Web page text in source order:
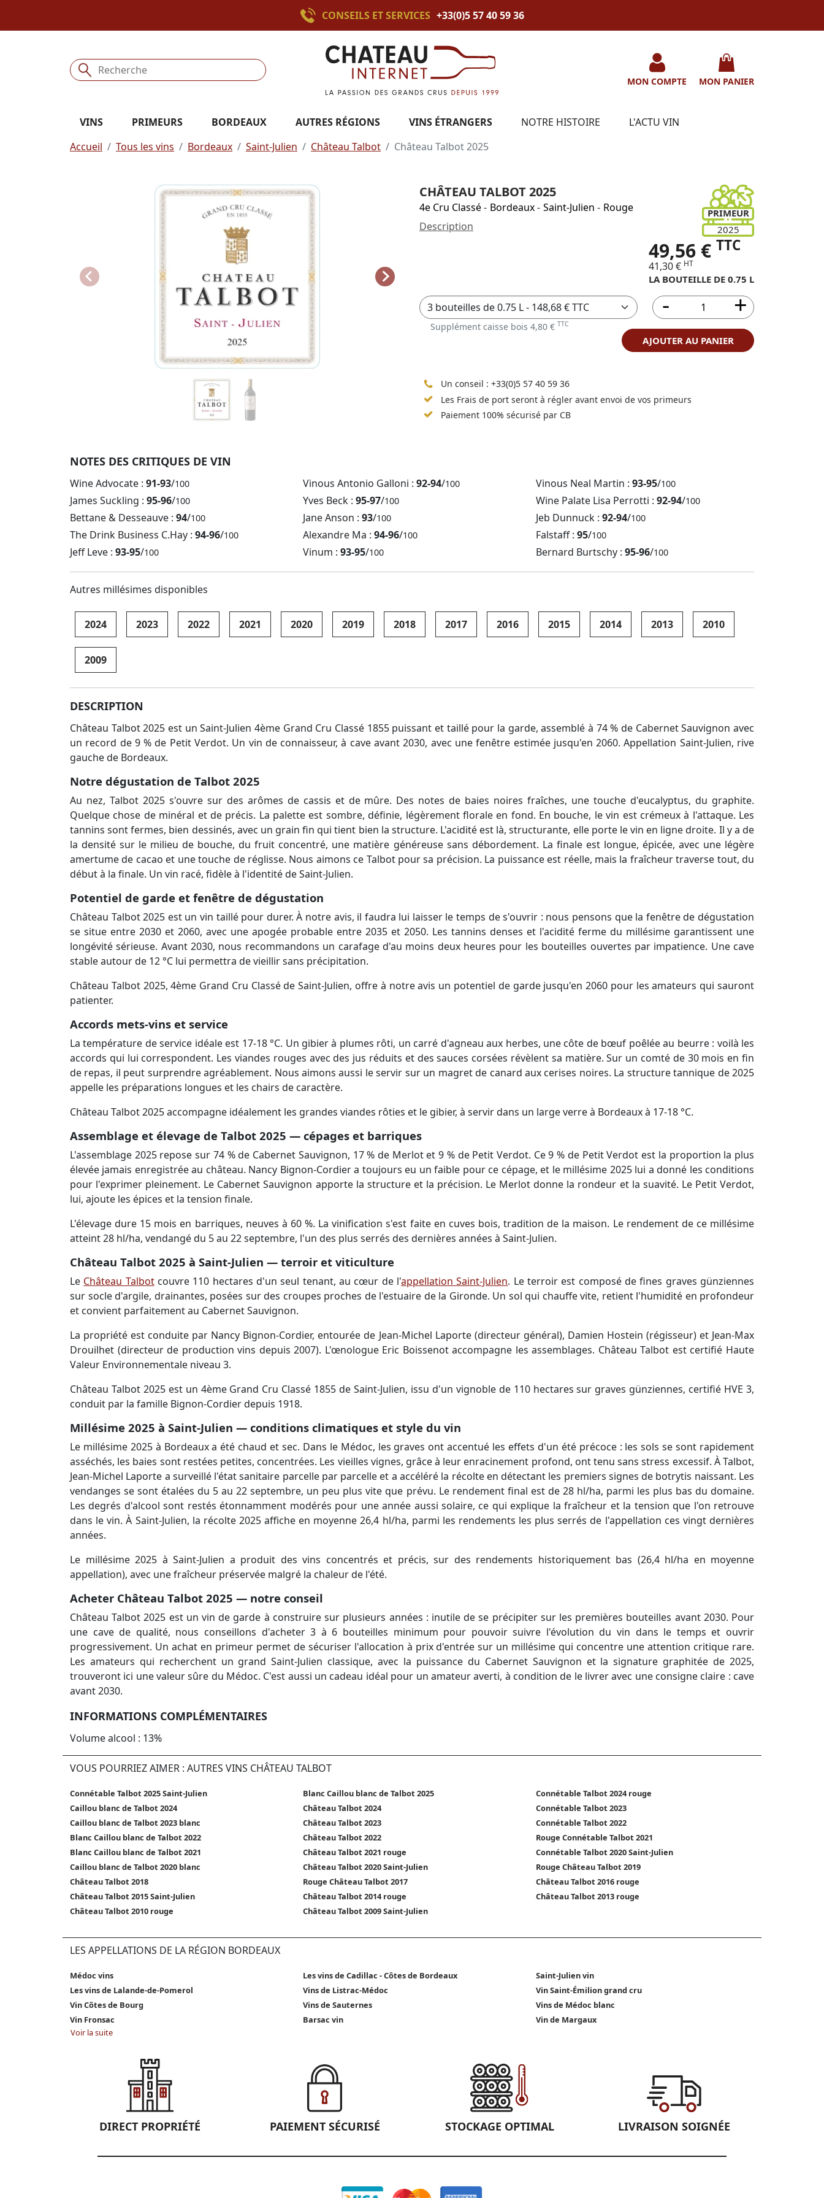
CONSEILS ET SERVICES +33(0)5 57 40 59 36
MON COMPTE MON PANIER
VINS PRIMEURS BORDEAUX AUTRES RÉGIONS VINS ÉTRANGERS NOTRE HISTOIRE
L'ACTU VIN
Accueil
Tous les vins Bordeaux Saint-Julien Château Talbot Château Talbot 2025
CHÂTEAU TALBOT 2025
4e Cru Classé- Bordeaux- Saint-Julien - Rouge
PRIMEUR
2025
Description
49,56 € TTC
41,30 € HT
LA BOUTEILLE DE 0.75 L
Supplément caisse bois 4,80 € TTC
AJOUTER AU PANIER
Un conseil : +33(0)5 57 40 59 36
Les Frais de port seront à régler avant envoi de vos primeurs
Paiement 100% sécurisé par CB
NOTES DES CRITIQUES DE VIN
Wine Advocate : 91-93/100 Vinous Antonio Galloni : 92-94/100 Vinous Neal Martin : 93-95/100
James Suckling : 95-96/100 Yves Beck : 95-97/100 Wine Palate Lisa Perrotti : 92-94/100
Bettane & Desseauve : 94/100 Jane Anson : 93/100 Jeb Dunnuck : 92-94/100
The Drink Business C.Hay : 94-96/100 Alexandre Ma : 94-96/100 Falstaff : 95/100
Jeff Leve : 93-95/100 Vinum : 93-95/100 Bernard Burtschy : 95-96/100
Autres millésimes disponibles
2024 2023 2022 2021 2020 2019 2018 2017 2016 2015 2014 2013 2010
2009
DESCRIPTION
Château Talbot 2025 est un Saint-Julien 4ème Grand Cru Classé 1855 puissant et taillé pour la garde, assemblé à 74 % de Cabernet Sauvignon avec
un record de 9 % de Petit Verdot. Un vin de connaisseur, à cave avant 2030, avec une fenêtre estimée jusqu'en 2060. Appellation Saint-Julien, rive
gauche de Bordeaux.
Notre dégustation de Talbot 2025
Au nez, Talbot 2025 s'ouvre sur des arômes de cassis et de mûre. Des notes de baies noires fraîches, une touche d'eucalyptus, du graphite.
Quelque chose de minéral et de précis. La palette est sombre, définie, légèrement florale en fond. En bouche, le vin est crémeux à l'attaque. Les
tannins sont fermes, bien dessinés, avec un grain fin qui tient bien la structure. L'acidité est là, structurante, elle porte le vin en ligne droite. Il y a de
la densité sur le milieu de bouche, du fruit concentré, une matière généreuse sans débordement. La finale est longue, épicée, avec une légère
amertume de cacao et une touche de réglisse. Nous aimons ce Talbot pour sa précision. La puissance est réelle, mais la fraîcheur traverse tout, du
début à la finale. Un vin racé, fidèle à l'identité de Saint-Julien.
Potentiel de garde et fenêtre de dégustation
Château Talbot 2025 est un vin taillé pour durer. À notre avis, il faudra lui laisser le temps de s'ouvrir : nous pensons que la fenêtre de dégustation
se situe entre 2030 et 2060, avec une apogée probable entre 2035 et 2050. Les tannins denses et l'acidité ferme du millésime garantissent une
longévité sérieuse. Avant 2030, nous recommandons un carafage d'au moins deux heures pour les bouteilles ouvertes par impatience. Une cave
stable autour de 12 °C lui permettra de vieillir sans précipitation.
Château Talbot 2025, 4ème Grand Cru Classé de Saint-Julien, offre à notre avis un potentiel de garde jusqu'en 2060 pour les amateurs qui sauront
patienter.
Accords mets-vins et service
La température de service idéale est 17-18 °C. Un gibier à plumes rôti, un carré d'agneau aux herbes, une côte de bœuf poêlée au beurre : voilà les
accords qui lui correspondent. Les viandes rouges avec des jus réduits et des sauces corsées révèlent sa matière. Sur un comté de 30 mois en fin
de repas, il peut surprendre agréablement. Nous aimons aussi le servir sur un magret de canard aux cerises noires. La structure tannique de 2025
appelle les préparations longues et les chairs de caractère.
Château Talbot 2025 accompagne idéalement les grandes viandes rôties et le gibier, à servir dans un large verre à Bordeaux à 17-18 °C.
Assemblage et élevage de Talbot 2025 — cépages et barriques
L'assemblage 2025 repose sur 74 % de Cabernet Sauvignon, 17 % de Merlot et 9 % de Petit Verdot. Ce 9 % de Petit Verdot est la proportion la plus
élevée jamais enregistrée au château. Nancy Bignon-Cordier a toujours eu un faible pour ce cépage, et le millésime 2025 lui a donné les conditions
pour l'exprimer pleinement. Le Cabernet Sauvignon apporte la structure et la précision. Le Merlot donne la rondeur et la suavité. Le Petit Verdot,
lui, ajoute les épices et la tension finale.
L'élevage dure 15 mois en barriques, neuves à 60 %. La vinification s'est faite en cuves bois, tradition de la maison. Le rendement de ce millésime
atteint 28 hl/ha, vendangé du 5 au 22 septembre, l'un des plus serrés des dernières années à Saint-Julien.
Château Talbot 2025 à Saint-Julien — terroir et viticulture
Le Château Talbotcouvre 110 hectares d'un seul tenant, au cœur de l'appellation Saint-Julien. Le terroir est composé de fines graves günziennes
sur socle d'argile, drainantes, posées sur des croupes proches de l'estuaire de la Gironde. Un sol qui chauffe vite, retient l'humidité en profondeur
et convient parfaitement au Cabernet Sauvignon.
La propriété est conduite par Nancy Bignon-Cordier, entourée de Jean-Michel Laporte (directeur général), Damien Hostein (régisseur) et Jean-Max
Drouilhet (directeur de production vins depuis 2007). L'œnologue Eric Boissenot accompagne les assemblages. Château Talbot est certifié Haute
Valeur Environnementale niveau 3.
Château Talbot 2025 est un 4ème Grand Cru Classé 1855 de Saint-Julien, issu d'un vignoble de 110 hectares sur graves günziennes, certifié HVE 3,
conduit par la famille Bignon-Cordier depuis 1918.
Millésime 2025 à Saint-Julien — conditions climatiques et style du vin
Le millésime 2025 à Bordeaux a été chaud et sec. Dans le Médoc, les graves ont accentué les effets d'un été précoce : les sols se sont rapidement
asséchés, les baies sont restées petites, concentrées. Les vieilles vignes, grâce à leur enracinement profond, ont tenu sans stress excessif. À Talbot,
Jean-Michel Laporte a surveillé l'état sanitaire parcelle par parcelle et a accéléré la récolte en détectant les premiers signes de botrytis naissant. Les
vendanges se sont étalées du 5 au 22 septembre, un peu plus vite que prévu. Le rendement final est de 28 hl/ha, parmi les plus bas du domaine.
Les degrés d'alcool sont restés étonnamment modérés pour une année aussi solaire, ce qui explique la fraîcheur et la tension que l'on retrouve
dans le vin. À Saint-Julien, la récolte 2025 affiche en moyenne 26,4 hl/ha, parmi les rendements les plus serrés de l'appellation ces vingt dernières
années.
Le millésime 2025 à Saint-Julien a produit des vins concentrés et précis, sur des rendements historiquement bas (26,4 hl/ha en moyenne
appellation), avec une fraîcheur préservée malgré la chaleur de l'été.
Acheter Château Talbot 2025 — notre conseil
Château Talbot 2025 est un vin de garde à construire sur plusieurs années : inutile de se précipiter sur les premières bouteilles avant 2030. Pour
une cave de qualité, nous conseillons d'acheter 3 à 6 bouteilles minimum pour pouvoir suivre l'évolution du vin dans le temps et ouvrir
progressivement. Un achat en primeur permet de sécuriser l'allocation à prix d'entrée sur un millésime qui concentre une attention critique rare.
Les amateurs qui recherchent un grand Saint-Julien classique, avec la puissance du Cabernet Sauvignon et la signature graphitée de 2025,
trouveront ici une valeur sûre du Médoc. C'est aussi un cadeau idéal pour un amateur averti, à condition de le livrer avec une consigne claire : cave
avant 2030.
INFORMATIONS COMPLÉMENTAIRES
Volume alcool : 13%
VOUS POURRIEZ AIMER : AUTRES VINS CHÂTEAU TALBOT
Connétable Talbot 2025 Saint-Julien Blanc Caillou blanc de Talbot 2025
Connétable Talbot 2024 rouge
Caillou blanc de Talbot 2024
Château Talbot 2024
Connétable Talbot 2023
Caillou blanc de Talbot 2023 blanc
Château Talbot 2023
Connétable Talbot 2022
Blanc Caillou blanc de Talbot 2022
Château Talbot 2022
Rouge Connétable Talbot 2021
Blanc Caillou blanc de Talbot 2021
Château Talbot 2021 rouge
Connétable Talbot 2020 Saint-Julien
Caillou blanc de Talbot 2020 blanc
Château Talbot 2020 Saint-Julien
Rouge Château Talbot 2019
Château Talbot 2018
Rouge Château Talbot 2017
Château Talbot 2016 rouge
Château Talbot 2015 Saint-Julien
Château Talbot 2014 rouge
Château Talbot 2013 rouge
Château Talbot 2010 rouge
Château Talbot 2009 Saint-Julien
LES APPELLATIONS DE LA RÉGION BORDEAUX
Médoc vins Les vins de Cadillac - Côtes de Bordeaux
Saint-Julien vin
Les vins de Lalande-de-Pomerol
Vins de Listrac-Médoc
Vin Saint-Émilion grand cru
Vin Côtes de Bourg
Vins de Sauternes
Vins de Médoc blanc
Vin Fronsac
Barsac vin
Vin de Margaux
Voir la suite
DIRECT PROPRIÉTÉ PAIEMENT SÉCURISÉ STOCKAGE OPTIMAL LIVRAISON SOIGNÉE